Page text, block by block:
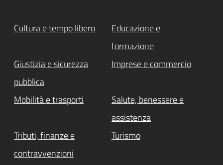
Cultura e tempo libero
Educazione e
formazione
Giustizia e sicurezza
pubblica
Imprese e commercio
Mobilità e trasporti
Salute, benessere e
assistenza
Tributi, finanze e
contravvenzioni
Turismo